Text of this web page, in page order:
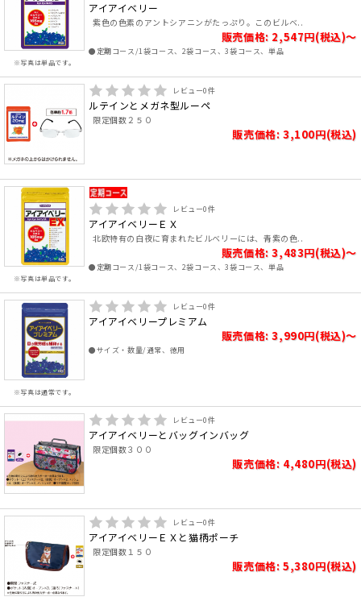
※写真は単品です。
アイアイベリー
紫色の色素のアントシアニンがたっぷり。このビルベ..
販売価格: 2,547円(税込)～
●定期コース/1袋コース、2袋コース、3袋コース、単品
レビュー0件
ルテインとメガネ型ルーペ
限定個数２５０
販売価格: 3,100円(税込)
※写真は単品です。
レビュー0件
アイアイベリーＥＸ
北欧特有の白夜に育まれたビルベリーには、青紫の色..
販売価格: 3,483円(税込)～
●定期コース/1袋コース、2袋コース、3袋コース、単品
※写真は通常です。
レビュー0件
アイアイベリープレミアム
販売価格: 3,990円(税込)～
●サイズ・数量/通常、徳用
レビュー0件
アイアイベリーとバッグインバッグ
限定個数３００
販売価格: 4,480円(税込)
レビュー0件
アイアイベリーＥＸと猫柄ポーチ
限定個数１５０
販売価格: 5,380円(税込)